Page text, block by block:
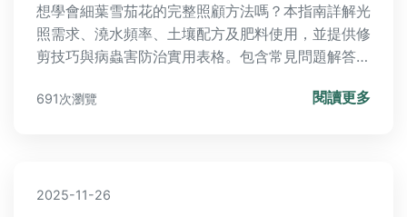
想學會細葉雪茄花的完整照顧方法嗎？本指南詳解光
照需求、澆水頻率、土壤配方及肥料使用，並提供修
剪技巧與病蟲害防治實用表格。包含常見問題解答如
分享從種植到開花的全攻略，助你輕鬆培育健康花
691次瀏覽 閱讀更多
2025-11-26